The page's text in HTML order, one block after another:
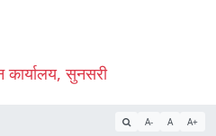
कार्यालय, सुनसरी
A- A A+